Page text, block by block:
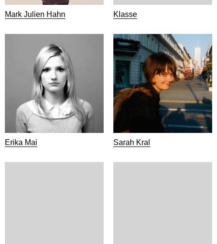
Mark Julien Hahn Klasse
Erika Mai Sarah Kral